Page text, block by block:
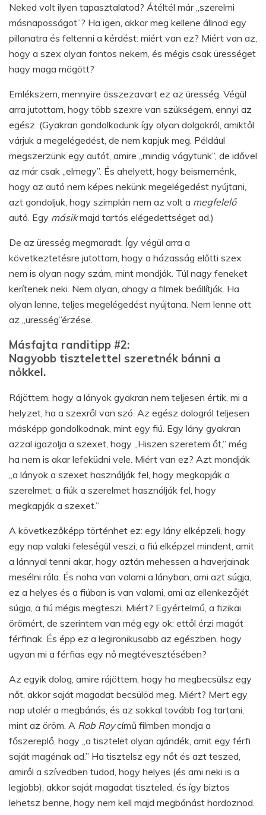
Neked volt ilyen tapasztalatod? Átéltél már „szerelmi
másnaposságot”? Ha igen, akkor meg kellene állnod egy
pillanatra és feltenni a kérdést: miért van ez? Miért van az,
hogy a szex olyan fontos nekem, és mégis csak ürességet
hagy maga mögött?
Emlékszem, mennyire összezavart ez az üresség. Végül
arra jutottam, hogy több szexre van szükségem, ennyi az
egész. (Gyakran gondolkodunk így olyan dolgokról, amiktől
várjuk a megelégedést, de nem kapjuk meg. Például
megszerzünk egy autót, amire „mindig vágytunk”, de idővel
az már csak „elmegy”. És ahelyett, hogy beismernénk,
hogy az autó nem képes nekünk megelégedést nyújtani,
azt gondoljuk, hogy szimplán nem az volt a megfelelő
autó. Egy másikmajd tartós elégedettséget ad.)
De az üresség megmaradt. Így végül arra a
következtetésre jutottam, hogy a házasság előtti szex
nem is olyan nagy szám, mint mondják. Túl nagy feneket
kerítenek neki. Nem olyan, ahogy a filmek beállítják. Ha
olyan lenne, teljes megelégedést nyújtana. Nem lenne ott
az „üresség”érzése.
Másfajta randitipp #2:
Nagyobb tisztelettel szeretnék bánni a
nőkkel.
Rájöttem, hogy a lányok gyakran nem teljesen értik, mi a
helyzet, ha a szexről van szó. Az egész dologról teljesen
másképp gondolkodnak, mint egy fiú. Egy lány gyakran
azzal igazolja a szexet, hogy „Hiszen szeretem őt,” még
ha nem is akar lefeküdni vele. Miért van ez? Azt mondják
„a lányok a szexet használják fel, hogy megkapják a
szerelmet; a fiúk a szerelmet használják fel, hogy
megkapják a szexet.”
A következőképp történhet ez: egy lány elképzeli, hogy
egy nap valaki feleségül veszi; a fiú elképzel mindent, amit
a lánnyal tenni akar, hogy aztán mehessen a haverjainak
mesélni róla. És noha van valami a lányban, ami azt súgja,
ez a helyes és a fiúban is van valami, ami az ellenkezőjét
súgja, a fiú mégis megteszi. Miért? Egyértelmű, a fizikai
örömért, de szerintem van még egy ok: ettől érzi magát
férfinak. És épp ez a legironikusabb az egészben, hogy
ugyan mi a férfias egy nő megtévesztésében?
Az egyik dolog, amire rájöttem, hogy ha megbecsülsz egy
nőt, akkor saját magadat becsülöd meg. Miért? Mert egy
nap utolér a megbánás, és az sokkal tovább fog tartani,
mint az öröm. A Rob Roycímű filmben mondja a
főszereplő, hogy „a tisztelet olyan ajándék, amit egy férfi
saját magénak ad.” Ha tisztelsz egy nőt és azt teszed,
amiről a szívedben tudod, hogy helyes (és ami neki is a
legjobb), akkor saját magadat tiszteled, és így biztos
lehetsz benne, hogy nem kell majd megbánást hordoznod.